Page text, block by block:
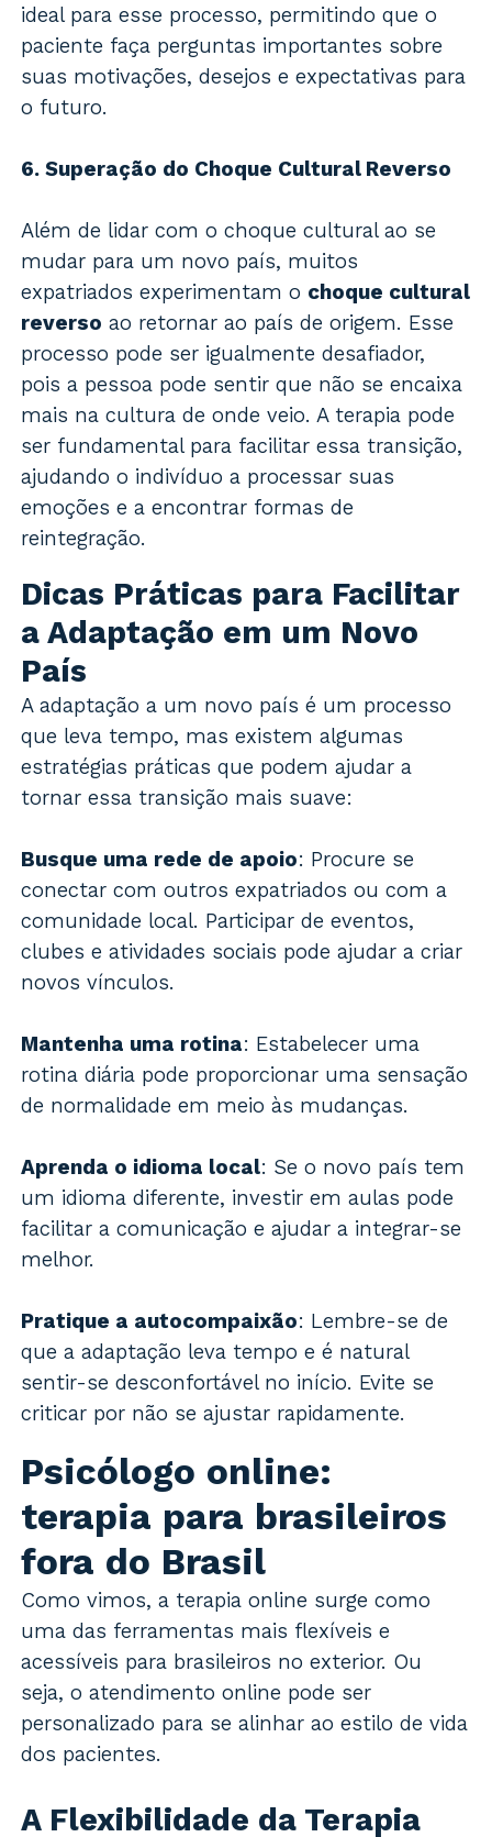
ideal para esse processo, permitindo que o
paciente faça perguntas importantes sobre
suas motivações, desejos e expectativas para
o futuro.
6. Superação do Choque Cultural Reverso
Além de lidar com o choque cultural ao se
mudar para um novo país, muitos
expatriados experimentam o choque cultural
reverso ao retornar ao país de origem. Esse
processo pode ser igualmente desafiador,
pois a pessoa pode sentir que não se encaixa
mais na cultura de onde veio. A terapia pode
ser fundamental para facilitar essa transição,
ajudando o indivíduo a processar suas
emoções e a encontrar formas de
reintegração.
Dicas Práticas para Facilitar
a Adaptação em um Novo
País
A adaptação a um novo país é um processo
que leva tempo, mas existem algumas
estratégias práticas que podem ajudar a
tornar essa transição mais suave:
Busque uma rede de apoio: Procure se
conectar com outros expatriados ou com a
comunidade local. Participar de eventos,
clubes e atividades sociais pode ajudar a criar
novos vínculos.
Mantenha uma rotina: Estabelecer uma
rotina diária pode proporcionar uma sensação
de normalidade em meio às mudanças.
Aprenda o idioma local: Se o novo país tem
um idioma diferente, investir em aulas pode
facilitar a comunicação e ajudar a integrar-se
melhor.
Pratique a autocompaixão: Lembre-se de
que a adaptação leva tempo e é natural
sentir-se desconfortável no início. Evite se
criticar por não se ajustar rapidamente.
Psicólogo online:
terapia para brasileiros
fora do Brasil
Como vimos, a terapia online surge como
uma das ferramentas mais flexíveis e
acessíveis para brasileiros no exterior. Ou
seja, o atendimento online pode ser
personalizado para se alinhar ao estilo de vida
dos pacientes.
A Flexibilidade da Terapia